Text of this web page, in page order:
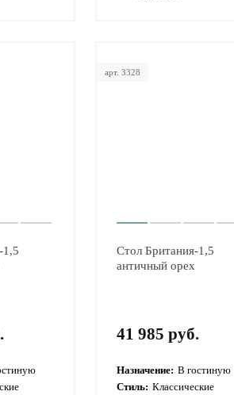
1,5
арт. 3328
Стол Британия-1,5
античный орех
41 985 руб.
Назначение: В гостиную
Стиль: Классические